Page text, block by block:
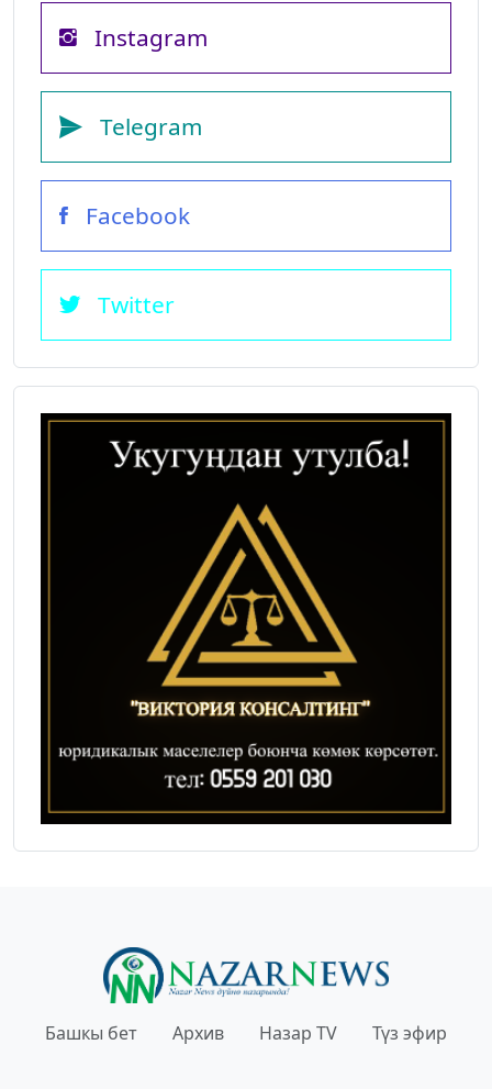
Instagram
Telegram
Facebook
Twitter
Башкы бет Архив Назар TV Түз эфир